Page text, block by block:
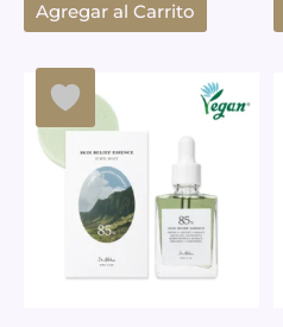
Agregar al Carrito